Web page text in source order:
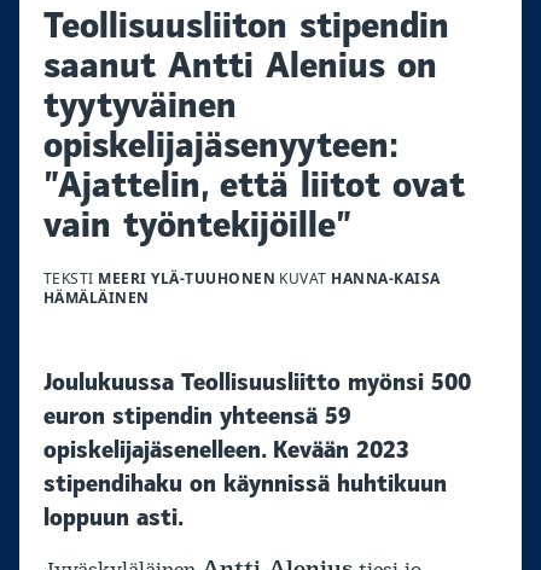
Teollisuusliiton stipendin
saanut Antti Alenius on
tyytyväinen
opiskelijajäsenyyteen:
”Ajattelin, että liitot ovat
vain työntekijöille”
TEKSTI MEERI YLÄ-TUUHONEN KUVAT HANNA-KAISA
HÄMÄLÄINEN
Joulukuussa Teollisuusliitto myönsi 500
euron stipendin yhteensä 59
opiskelijajäsenelleen. Kevään 2023
stipendihaku on käynnissä huhtikuun
loppuun asti.